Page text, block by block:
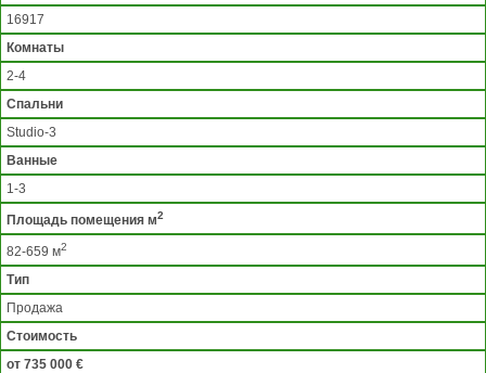
16917
Комнаты
2-4
Спальни
Studio-3
Ванные
1-3
Площадь помещения м2
82-659 м2
Тип
Продажа
Стоимость
от 735 000 €